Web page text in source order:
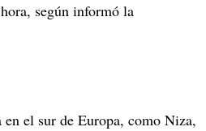
según informó la
el sur de Europa, como Niza,